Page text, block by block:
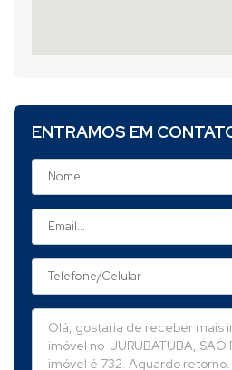
ENTRAMOS EM